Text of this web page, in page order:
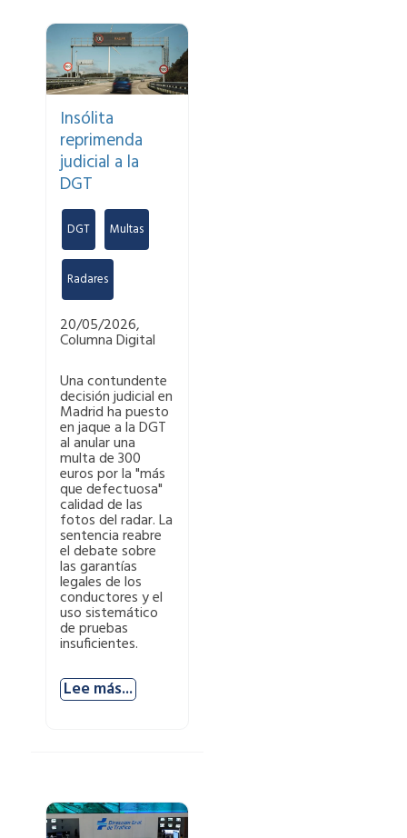
Insólita
reprimenda
judicial a la
DGT
DGT Multas
Radares
20/05/2026,
Columna Digital
Una contundente
decisión judicial en
Madrid ha puesto
en jaque a la DGT
al anular una
multa de 300
euros por la "más
que defectuosa"
calidad de las
fotos del radar. La
sentencia reabre
el debate sobre
las garantías
legales de los
conductores y el
uso sistemático
de pruebas
insuficientes.
Lee más...